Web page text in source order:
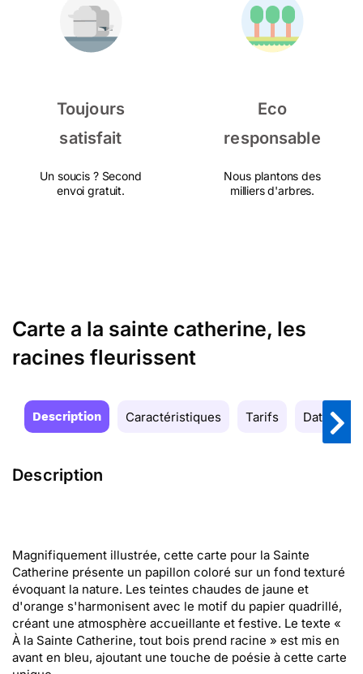
Toujours
satisfait
Un soucis ? Second
envoi gratuit.
Eco
responsable
Nous plantons des
milliers d'arbres.
Carte a la sainte catherine, les
racines fleurissent
Description Caractéristiques Tarifs Date de
Description
Magnifiquement illustrée, cette carte pour la Sainte
Catherine présente un papillon coloré sur un fond texturé
évoquant la nature. Les teintes chaudes de jaune et
d'orange s'harmonisent avec le motif du papier quadrillé,
créant une atmosphère accueillante et festive. Le texte «
À la Sainte Catherine, tout bois prend racine » est mis en
avant en bleu, ajoutant une touche de poésie à cette carte